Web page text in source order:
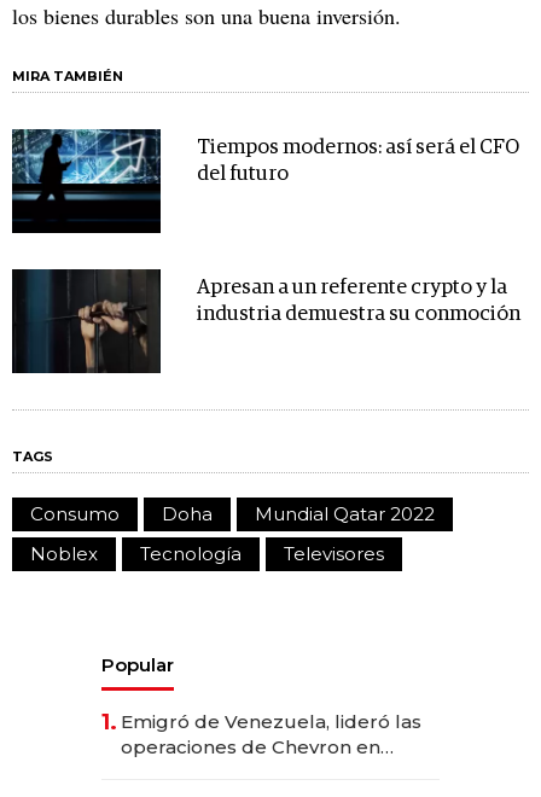
los bienes durables son una buena inversión.
MIRA TAMBIÉN
Tiempos modernos: así será el CFO
del futuro
Apresan a un referente crypto y la
industria demuestra su conmoción
TAGS
Consumo Doha
Mundial Qatar 2022
Noblex
Tecnología Televisores
Popular
1. Emigró de Venezuela, lideró las
operaciones de Chevron en